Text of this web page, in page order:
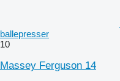
ballepresser
10
Massey Ferguson 14